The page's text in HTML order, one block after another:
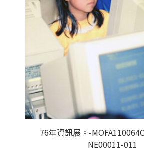
76年資訊展。-
NE00011-011